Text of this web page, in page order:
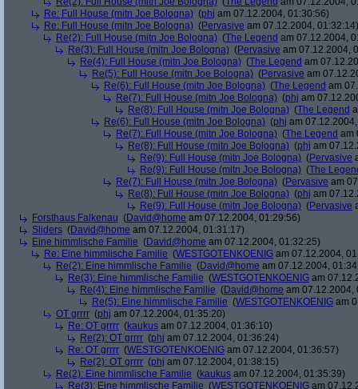
Re: Full House (mitn Joe Bologna) (phj am 07.12.2004, 01:30:56)
Re: Full House (mitn Joe Bologna) (Pervasive am 07.12.2004, 01:32:14)
Re(2): Full House (mitn Joe Bologna) (The Legend am 07.12.2004,
Re(3): Full House (mitn Joe Bologna) (Pervasive am 07.12.2004,
Re(4): Full House (mitn Joe Bologna) (The Legend am
Re(5): Full House (mitn Joe Bologna) (Pervasive am
Re(6): Full House (mitn Joe Bologna) (The Legend am
Re(7): Full House (mitn Joe Bologna) (phj am
Re(8): Full House (mitn Joe Bologna) (The Legend
Re(6): Full House (mitn Joe Bologna) (phj am
Re(7): Full House (mitn Joe Bologna) (The Legend am
Re(8): Full House (mitn Joe Bologna) (phj am
Re(9): Full House (mitn Joe Bologna) (Pervasive
Re(9): Full House (mitn Joe Bologna) (The
Re(7): Full House (mitn Joe Bologna) (Pervasive am
Re(8): Full House (mitn Joe Bologna) (phj am
Re(9): Full House (mitn Joe Bologna) (Pervasive
Forsthaus Falkenau (David@home am 07.12.2004, 01:29:56)
Sliders (David@home am 07.12.2004, 01:31:17)
Eine himmlische Familie (David@home am 07.12.2004, 01:32:25)
Re: Eine himmlische Familie (WESTGOTENKOENIG am 07.12.2004,
Re(2): Eine himmlische Familie (David@home am 07.12.2004,
Re(3): Eine himmlische Familie (WESTGOTENKOENIG am
Re(4): Eine himmlische Familie (David@home am 07.12.2004,
Re(5): Eine himmlische Familie (WESTGOTENKOENIG am
OT grrrr (phj am 07.12.2004, 01:35:20)
Re: OT grrrr (kaukus am 07.12.2004, 01:36:10)
Re(2): OT grrrr (phj am 07.12.2004, 01:36:24)
Re: OT grrrr (WESTGOTENKOENIG am 07.12.2004, 01:36:57)
Re(2): OT grrrr (phj am 07.12.2004, 01:38:15)
Re(2): Eine himmlische Familie (kaukus am 07.12.2004, 01:35:39)
Re(3): Eine himmlische Familie (WESTGOTENKOENIG am